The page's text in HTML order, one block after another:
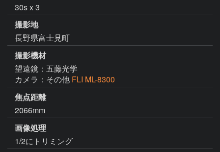
30s x 3
撮影地
長野県富士見町
撮影機材
望遠鏡：五藤光学
カメラ：その他 FLI ML-8300
焦点距離
2066mm
画像処理
1/2にトリミング